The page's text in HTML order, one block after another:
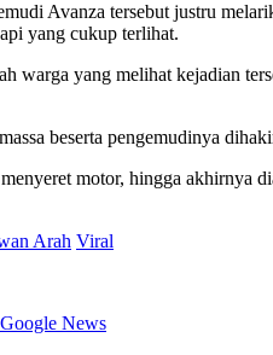
Avanza tersebut justru
yang cukup terlihat.
warga yang melihat kejadian
beserta pengemudinya
motor, hingga akhirnya
Arah Viral
News